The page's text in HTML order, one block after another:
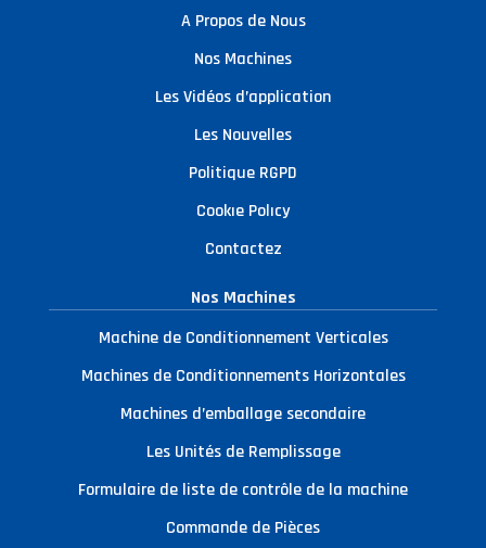
A Propos de Nous
Nos Machines
Les Vidéos d’application
Les Nouvelles
Politique RGPD
Cookıe Polıcy
Contactez
Nos Machines
Machine de Conditionnement Verticales
Machines de Conditionnements Horizontales
Machines d’emballage secondaire
Les Unités de Remplissage
Formulaire de liste de contrôle de la machine
Commande de Pièces